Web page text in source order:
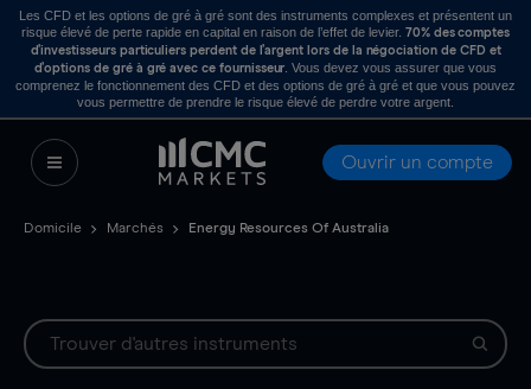
Les CFD et les options de gré à gré sont des instruments complexes et présentent un
risque élevé de perte rapide en capital en raison de l’effet de levier. 70% des comptes
d’investisseurs particuliers perdent de l’argent lors de la négociation de CFD et
d’options de gré à gré avec ce fournisseur . Vous devez vous assurer que vous
comprenez le fonctionnement des CFD et des options de gré à gré et que vous pouvez
vous permettre de prendre le risque élevé de perdre votre argent.
Ouvrir un compte
Domicile Marchés Energy Resources Of Australia